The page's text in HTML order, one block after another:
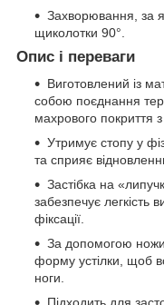
Захворювання, за
щиколотки 90°.
Опис і переваги
Виготовлений із
собою поєднання
махрового покриття
Утримує стопу у
та сприяє
Застібка на
забезпечує легкість
фіксації.
За допомогою
форму устілки, щоб
ноги.